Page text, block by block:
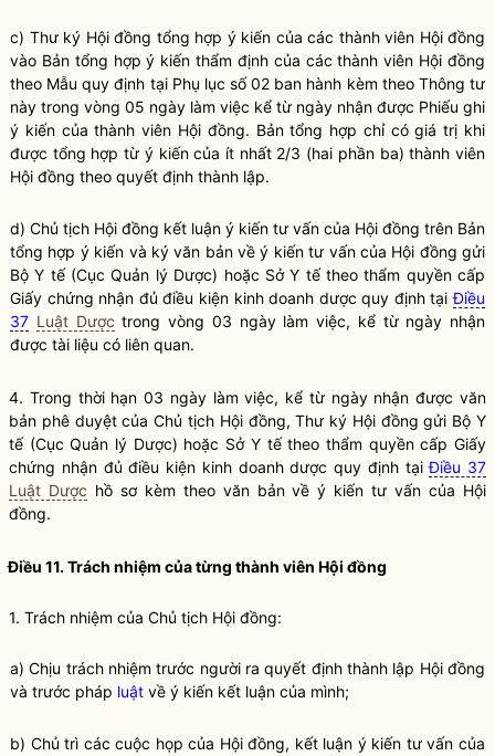
c) Thư ký Hội đồng tổng hợp ý kiến của các thành viên Hội đồng
vào Bản tổng hợp ý kiến thẩm định của các thành viên Hội đồng
theo Mẫu quy định tại Phụ lục số 02 ban hành kèm theo Thông tư
này trong vòng 05 ngày làm việc kể từ ngày nhận được Phiếu ghi
ý kiến của thành viên Hội đồng. Bản tổng hợp chỉ có giá trị khi
được tổng hợp từ ý kiến của ít nhất 2/3 (hai phần ba) thành viên
Hội đồng theo quyết định thành lập.
d) Chủ tịch Hội đồng kết luận ý kiến tư vấn của Hội đồng trên Bản
tổng hợp ý kiến và ký văn bản về ý kiến tư vấn của Hội đồng gửi
Bộ Y tế (Cục Quản lý Dược) hoặc Sở Y tế theo thẩm quyềncấp
Giấy chứng nhận đủđiều kiện kinh doanh dược quy định tạiĐiều
37 Luật Dược trong vòng 03 ngày làm việc, kể từ ngày nhận
được tài liệu có liên quan.
4. Trong thời hạn 03 ngày làm việc, kể từ ngày nhận được văn
bản phê duyệt của Chủ tịch Hội đồng, Thư ký Hội đồng gửi Bộ Y
tế (Cục Quản lý Dược) hoặc Sở Y tế theo thẩm quyềncấp Giấy
chứng nhận đủđiều kiện kinh doanhdược quy định tạiĐiều 37
Luật Dược hồ sơ kèm theo văn bản về ý kiến tư vấn của Hội
đồng.
Điều 11. Trách nhiệm của từng thành viên Hội đồng
1. Trách nhiệm của Chủ tịch Hội đồng:
a) Chịu trách nhiệm trước người ra quyết định thành lập Hội đồng
và trước pháp luật về ý kiến kết luận của mình;
b) Chủ trì các cuộc họp của Hội đồng, kết luận ý kiến tư vấn của